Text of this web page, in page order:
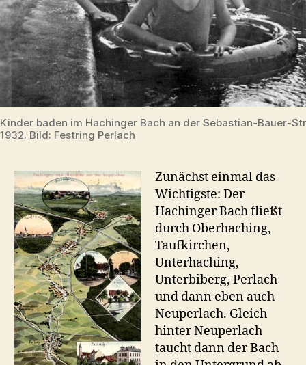
Kinder baden im Hachinger Bach an der Sebastian-Bauer-
1932. Bild: Festring Perlach
Zunächst einmal das
Wichtigste: Der
Hachinger Bach fließt
durch Oberhaching,
Taufkirchen,
Unterhaching,
Unterbiberg, Perlach
und dann eben auch
Neuperlach. Gleich
hinter Neuperlach
taucht dann der Bach